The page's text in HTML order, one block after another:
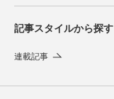
記事スタイルから探す
連載記事